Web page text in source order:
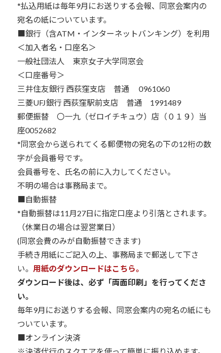
*払込用紙は毎年9月にお送りする会報、同窓会案内の
宛名の紙についています。
■銀行（含ATM・インターネットバンキング）を利用
＜加入者名・口座名＞
一般社団法人 東京女子大学同窓会
＜口座番号＞
三井住友銀行 西荻窪支店 普通 0961060
三菱UFJ銀行 西荻窪駅前支店 普通 1991489
郵便振替 〇一九（ゼロイチキュウ）店（０１９）当
座0052682
*同窓会から送られてくる郵便物の宛名の下の12桁の数
字が会員番号です。
会員番号を、氏名の前に入力してください。
不明の場合は事務局まで。
■自動振替
*自動振替は11月27日に指定口座より引落とされます。
（休業日の場合は翌営業日）
(同窓会費のみが自動振替できます)
手続き用紙にご記入の上、事務局まで郵送して下さ
い。 用紙のダウンロードはこちら。
ダウンロード後は、必ず「両面印刷」を行ってくださ
い。
毎年9月にお送りする会報、同窓会案内の宛名の紙にも
ついています。
■オンライン決済